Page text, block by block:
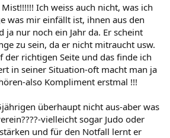
Ich weiss auch nicht, was ich
was mir einfällt ist, ihnen aus den
ja nur noch ein Jahr da. Er scheint
zu sein, da er nicht mitraucht usw.
der richtigen Seite und das finde ich
in seiner Situation-oft macht man ja
also Kompliment erstmal !!!
überhaupt nicht aus-aber was
vielleicht sogar Judo oder
und für den Notfall lernt er